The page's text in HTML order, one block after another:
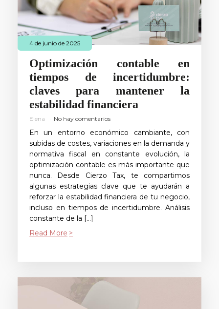
4 de junio de 2025
Optimización contable en
tiempos de incertidumbre:
claves para mantener la
estabilidad financiera
Elena No hay comentarios
En un entorno económico cambiante, con
subidas de costes, variaciones en la demanda y
normativa fiscal en constante evolución, la
optimización contable es más importante que
nunca. Desde Cierzo Tax, te compartimos
algunas estrategias clave que te ayudarán a
reforzar la estabilidad financiera de tu negocio,
incluso en tiempos de incertidumbre. Análisis
constante de la […]
Read More